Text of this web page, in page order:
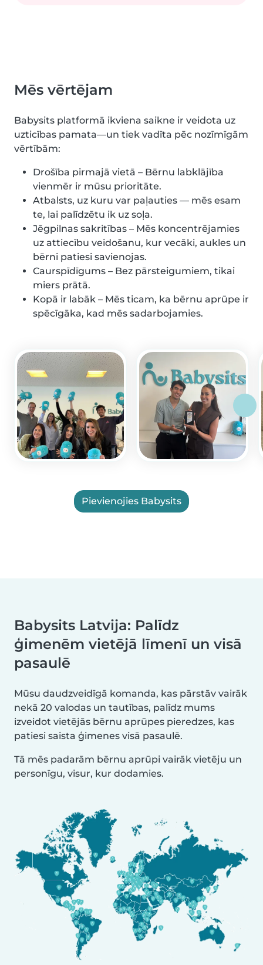
Mēs vērtējam
Babysits platformā ikviena saikne ir veidota uz
uzticības pamata—un tiek vadīta pēc nozīmīgām
vērtībām:
Drošība pirmajā vietā – Bērnu labklājība
vienmēr ir mūsu prioritāte.
Atbalsts, uz kuru var paļauties — mēs esam
te, lai palīdzētu ik uz soļa.
Jēgpilnas sakritības – Mēs koncentrējamies
uz attiecību veidošanu, kur vecāki, aukles un
bērni patiesi savienojas.
Caurspīdīgums – Bez pārsteigumiem, tikai
miers prātā.
Kopā ir labāk – Mēs ticam, ka bērnu aprūpe ir
spēcīgāka, kad mēs sadarbojamies.
Pievienojies Babysits
Babysits Latvija: Palīdz
ģimenēm vietējā līmenī un visā
pasaulē
Mūsu daudzveidīgā komanda, kas pārstāv vairāk
nekā 20 valodas un tautības, palīdz mums
izveidot vietējās bērnu aprūpes pieredzes, kas
patiesi saista ģimenes visā pasaulē.
Tā mēs padarām bērnu aprūpi vairāk vietēju un
personīgu, visur, kur dodamies.